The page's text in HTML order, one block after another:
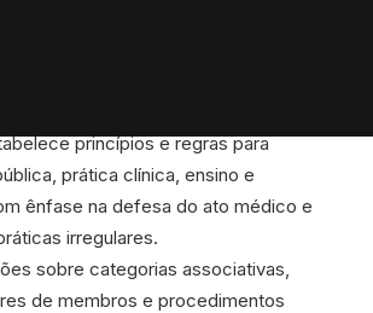
princípios e regras para
prática clínica, ensino e
ênfase na defesa do ato médico e
irregulares.
sobre categorias associativas,
de membros e procedimentos